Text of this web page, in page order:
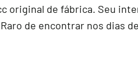
original de fábrica. Seu
de encontrar nos dias